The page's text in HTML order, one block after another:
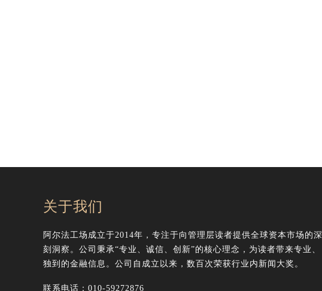
关于我们
阿尔法工场成立于2014年，专注于向管理层读者提供全球资本市场的深
刻洞察。公司秉承“专业、诚信、创新”的核心理念，为读者带来专业、
独到的金融信息。公司自成立以来，数百次荣获行业内新闻大奖。
联系电话：010-59272876